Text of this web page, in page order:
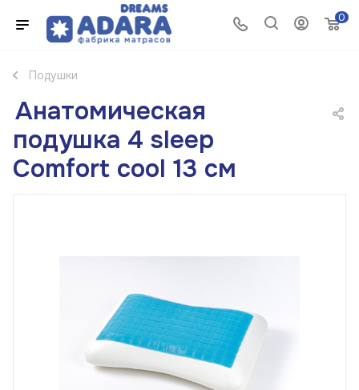
0
Подушки
Анатомическая
подушка 4 sleep
Comfort cool 13 см